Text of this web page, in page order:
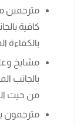
مترجمين
كافية
بالكفاءة
مشايخ
بالجانب
من حيث
مترجمون